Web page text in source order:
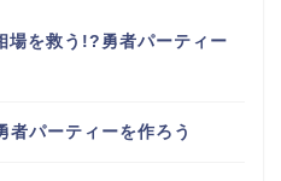
場を救う!?勇者パーティー
者パーティーを作ろう